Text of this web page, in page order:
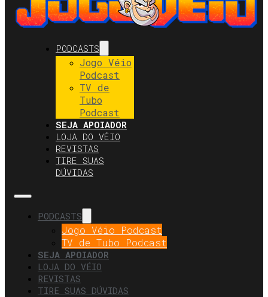
PODCASTS
Jogo Véio
Podcast
TV de
Tubo
Podcast
SEJA APOIADOR
LOJA DO VÉIO
REVISTAS
TIRE SUAS
DÚVIDAS
PODCASTS
Jogo Véio Podcast
TV de Tubo Podcast
SEJA APOIADOR
LOJA DO VÉIO
REVISTAS
TIRE SUAS DÚVIDAS